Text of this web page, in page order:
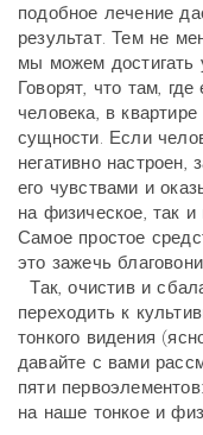
подобное лечение
результат. Тем не
мы можем достигать
Говорят, что там,
человека, в
сущности. Если
негативно настроен,
его чувствами и
на физическое, так
Самое простое
это зажечь
Так, очистив и
переходить к
тонкого видения
давайте с вами
пяти
на наше тонкое и